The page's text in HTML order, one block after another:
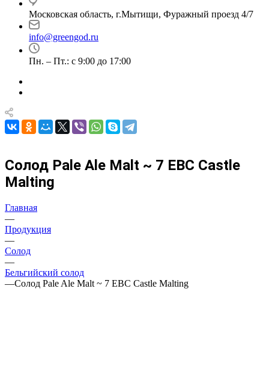
Московская область, г.Мытищи, Фуражный проезд 4/7
info@greengod.ru
Пн. – Пт.: с 9:00 до 17:00
Солод Pale Ale Malt ~ 7 EBC Castle
Malting
Главная
—
Продукция
—
Солод
—
Бельгийский солод
—Солод Pale Ale Malt ~ 7 EBC Castle Malting